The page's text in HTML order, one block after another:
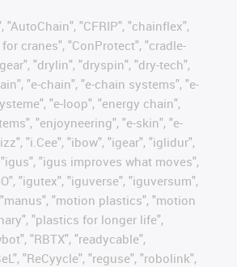
"AutoChain", "CFRIP", "chainflex",
cranes", "ConProtect", "cradle-
"drylin", "dryspin", "dry-tech",
"e-chain", "e-chain systems", "e-
"e-loop", "energy chain",
"enjoyneering", "e-skin", "e-
"i.Cee", "ibow", "igear", "iglidur",
"igus improves what moves",
"igutex", "iguverse", "iguversum",
"motion plastics", "motion
"plastics for longer life",
"RBTX", "readycable",
"ReCyycle", "reguse", "robolink",